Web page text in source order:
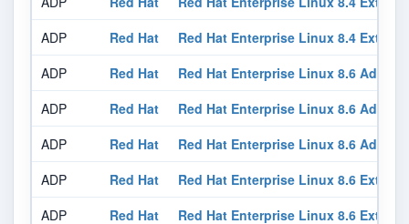
ADP
Red Hat
Red Hat Enterprise Linux 8.4
ADP
Red Hat
Red Hat Enterprise Linux 8.6
ADP
Red Hat
Red Hat Enterprise Linux 8.6
ADP
Red Hat
Red Hat Enterprise Linux 8.6
ADP
Red Hat
Red Hat Enterprise Linux 8.6
ADP
Red Hat
Red Hat Enterprise Linux 8.6